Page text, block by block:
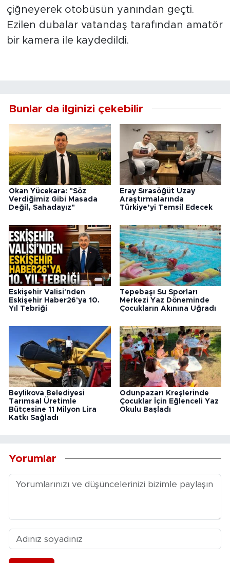
çiğneyerek otobüsün yanından geçti.
Ezilen dubalar vatandaş tarafından amatör
bir kamera ile kaydedildi.
Bunlar da ilginizi çekebilir
Okan Yücekara: "Söz
Verdiğimiz Gibi Masada
Değil, Sahadayız"
Eray Sırasöğüt Uzay
Araştırmalarında
Türkiye’yi Temsil Edecek
Eskişehir Valisi'nden
Eskişehir Haber26'ya 10.
Yıl Tebriği
Tepebaşı Su Sporları
Merkezi Yaz Döneminde
Çocukların Akınına Uğradı
Beylikova Belediyesi
Tarımsal Üretimle
Bütçesine 11 Milyon Lira
Katkı Sağladı
Odunpazarı Kreşlerinde
Çocuklar İçin Eğlenceli Yaz
Okulu Başladı
Yorumlar